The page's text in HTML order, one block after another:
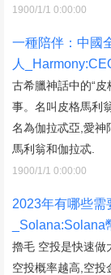
1900/1/1 0:00:00
一種陪伴：中國
人
古希臘神話中的“
事。名叫皮格馬利
名為伽拉忒亞,愛神
馬利翁和伽拉忒.
1900/1/1 0:00:00
2023年有哪些需
_Solana:Solana
擼毛 空投是快速做
空投概率越高,空投